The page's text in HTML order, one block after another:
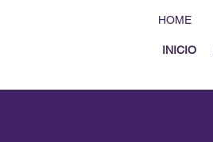
HOME
INICIO